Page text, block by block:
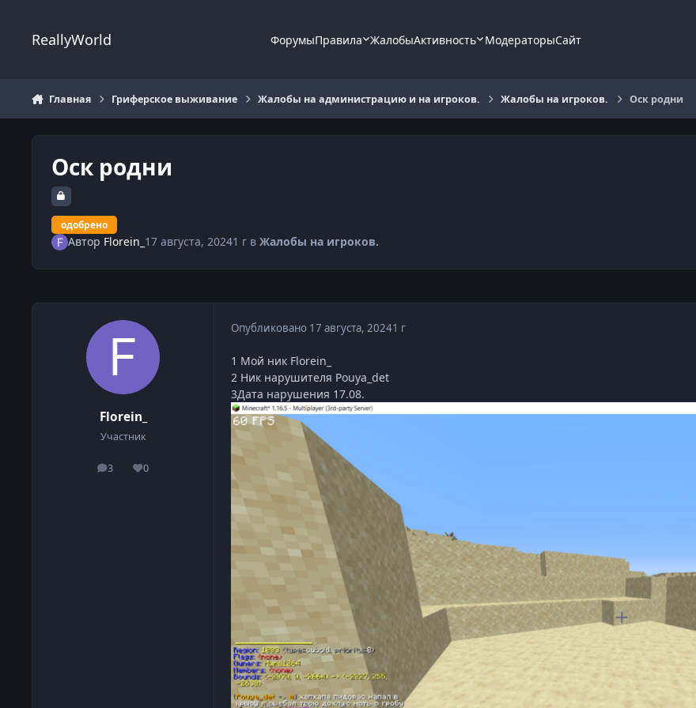
ReallyWorld ФорумыПравила ЖалобыАктивность МодераторыСайт
Главная Гриферское выживание Жалобы на администрацию и на игроков. Жалобы на игроков. Оск родни
Оск родни
одобрено
Автор Florein_ 17 августа, 20241 гв Жалобы на игроков.
Florein_
Участник
3
сообщения
0
Репутация
Опубликовано 17 августа, 20241 г
1 Мой ник Florein_
2 Ник нарушителя Pouya_det
3Дата нарушения 17.08.